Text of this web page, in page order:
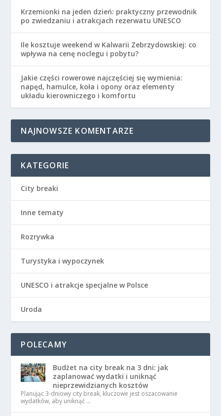
Krzemionki na jeden dzień: praktyczny przewodnik
po zwiedzaniu i atrakcjach rezerwatu UNESCO
Ile kosztuje weekend w Kalwarii Zebrzydowskiej: co
wpływa na cenę noclegu i pobytu?
Jakie części rowerowe najczęściej się wymienia:
napęd, hamulce, koła i opony oraz elementy
układu kierowniczego i komfortu
NAJNOWSZE KOMENTARZE
KATEGORIE
City breaki
Inne tematy
Rozrywka
Turystyka i wypoczynek
UNESCO i atrakcje specjalne w Polsce
Uroda
POLECAMY
Budżet na city break na 3 dni: jak
zaplanować wydatki i uniknąć
nieprzewidzianych kosztów
Planując 3-dniowy city break, kluczowe jest oszacowanie
wydatków, aby uniknąć …